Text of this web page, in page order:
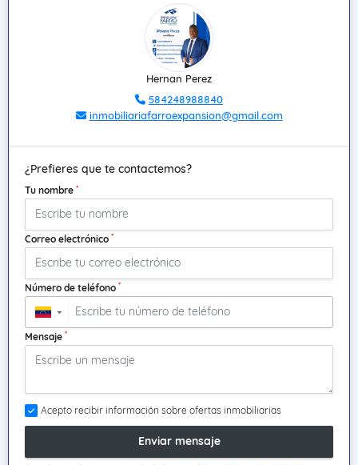
Hernan Perez
584248988840
inmobiliariafarroexpansion@gmail.com
¿Prefieres que te contactemos?
Tu nombre *
Correo electrónico *
Número de teléfono *
▼
Mensaje *
Acepto recibir información sobre ofertas inmobiliarias
Enviar mensaje